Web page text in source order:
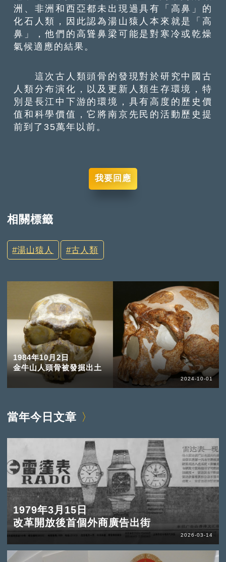
洲、非洲和西亞都未出現過具有「高鼻」的
化石人類，因此認為湯山猿人本來就是「高
鼻」，他們的高聳鼻梁可能是對寒冷或乾燥
氣候適應的結果。
這次古人類頭骨的發現對於研究中國古
人類分布演化，以及更新人類生存環境，特
別是長江中下游的環境，具有高度的歷史價
值和科學價值，它將南京先民的活動歷史提
前到了35萬年以前。
我要回應
相關標籤
湯山猿人 古人類
1984年10月2日
金牛山人頭骨被發掘出土
2024-10-01
當年今日文章
1979年3月15日
改革開放後首個外商廣告出街
2026-03-14